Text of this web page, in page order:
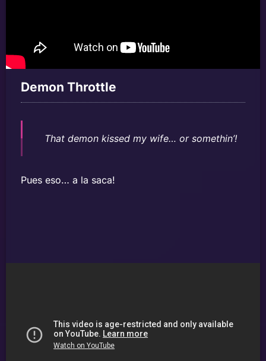
Demon Throttle
That demon kissed my wife… or somethin’!
Pues eso… a la saca!